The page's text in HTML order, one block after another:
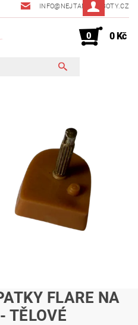
INFO@NEJTANECNIBOTY.CZ
0 0 Kč
FLARE NA
TĚLOVÉ